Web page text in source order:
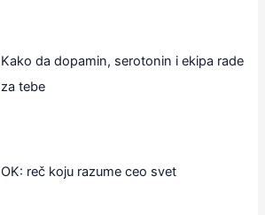
Kako da dopamin, serotonin i ekipa rade
za tebe
OK: reč koju razume ceo svet